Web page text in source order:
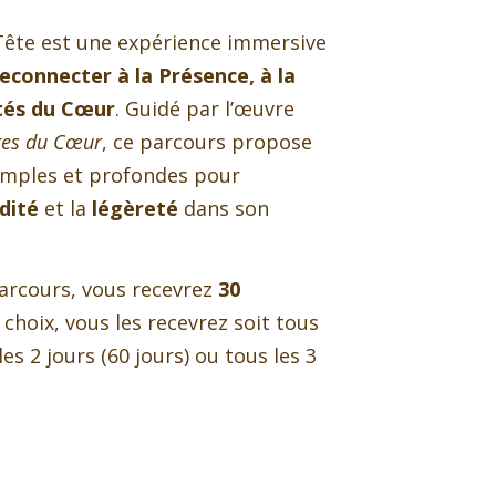
est une expérience immersive
à la Présence, à la
du Cœur. Guidé par l’œuvre
du Cœur, ce parcours propose
et profondes pour
et la légèreté dans son
vous recevrez 30
vous les recevrez soit tous
2 jours (60 jours) ou tous les 3